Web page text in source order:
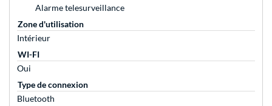
Alarme telesurveillance
Zone d'utilisation
Intérieur
WI-FI
Oui
Type de connexion
Bluetooth